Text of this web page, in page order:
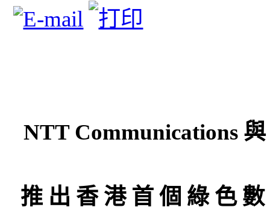
NTT Communications
推 出 香 港 首 個 綠 色